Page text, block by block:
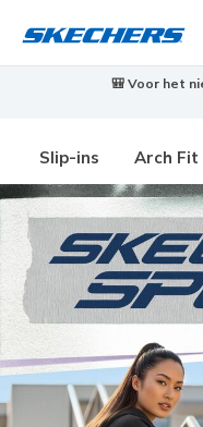
🎒 Voor het
Slip-ins Arch Fit